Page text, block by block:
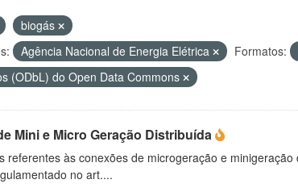
biogás
Agência Nacional de Energia Elétrica Formatos:
(ODbL) do Open Data Commons
Mini e Micro Geração Distribuída
referentes às conexões de microgeração e
no art....